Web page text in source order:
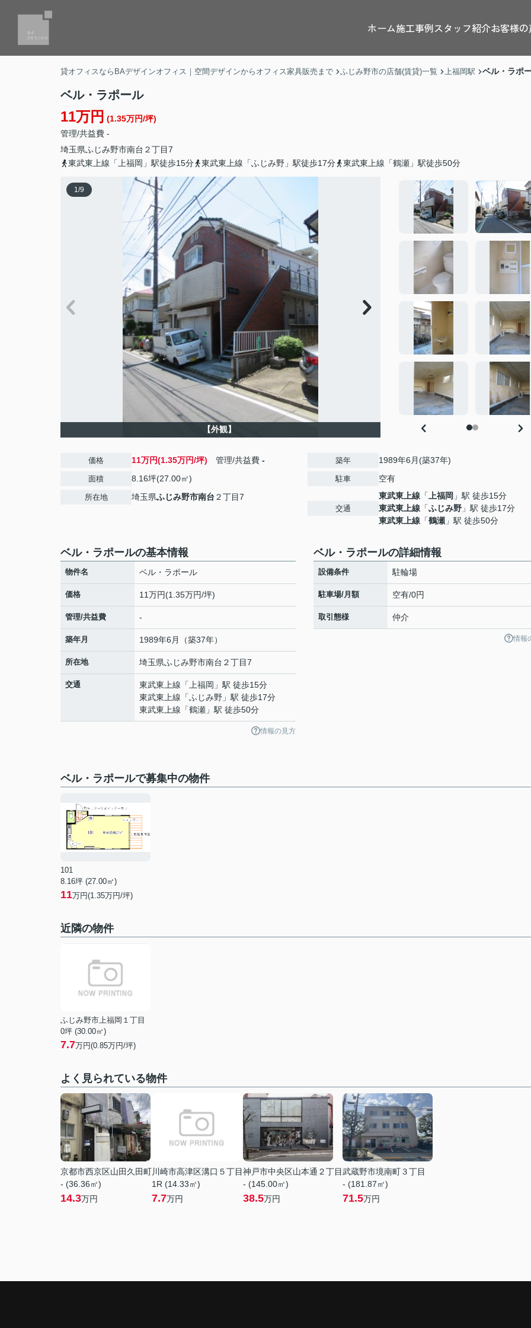
ホーム施工事例スタッフ紹介お客様
貸オフィスならBAデザインオフィス｜空間デザインからオフィス家具販売まで ふじみ野市の店舗(賃貸)一覧 上福岡駅 ベル・ラポ
ベル・ラポール
11万円 (1.35万円/坪)
管理/共益費 -
埼玉県ふじみ野市南台 ２丁目7
東武東上線「上福岡」駅徒歩15分
東武東上線「ふじみ野」駅徒歩17分 東武東上線「鶴瀬」駅徒歩50分
1/9
【外観】
価格 11万円(1.35万円/坪) 管理/共益費 -
面積 8.16坪(27.00㎡)
所在地 埼玉県ふじみ野市南台 ２丁目7
築年 1989年6月(築37年)
駐車 空有
交通
東武東上線 「 上福岡 」駅 徒歩15分
東武東上線 「ふじみ野 」駅 徒歩17分
東武東上線 「鶴瀬 」駅 徒歩50分
ベル・ラポールの基本情報
物件名 ベル・ラポール
価格 11万円(1.35万円/坪)
管理/共益費 -
築年月 1989年6月（築37年）
所在地 埼玉県ふじみ野市南台 ２丁目7
交通 東武東上線 「 上福岡 」駅 徒歩15分
東武東上線 「ふじみ野 」駅 徒歩17分
東武東上線 「鶴瀬 」駅 徒歩50分
情報の見方
ベル・ラポールの詳細情報
設備条件 駐輪場
駐車場/月額 空有/0円
取引態様 仲介
情報
ベル・ラポールで募集中の物件
101
8.16坪 (27.00㎡)
11万円(1.35万円/坪)
近隣の物件
ふじみ野市上福岡１丁目
0坪 (30.00㎡)
7.7万円(0.85万円/坪)
よく見られている物件
京都市西京区山田久田町
- (36.36㎡)
14.3万円
川崎市高津区溝口５丁目
1R (14.33㎡)
7.7万円
神戸市中央区山本通２丁目
- (145.00㎡)
38.5万円
武蔵野市境南町３丁目
- (181.87㎡)
71.5万円